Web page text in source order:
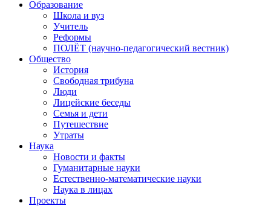
Образование
Школа и вуз
Учитель
Реформы
ПОЛЁТ (научно-педагогический вестник)
Общество
История
Свободная трибуна
Люди
Лицейские беседы
Семья и дети
Путешествие
Утраты
Наука
Новости и факты
Гуманитарные науки
Естественно-математические науки
Наука в лицах
Проекты